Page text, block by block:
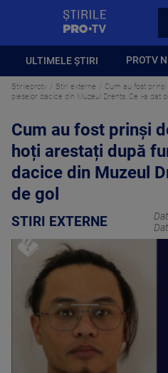
ULTIMELE ȘTIRI PROTV
Stirileprotv Stiri externe
Cum au fost
pieselor dacice din Muzeul Drents. Ce i-a dat
Cum au fost prinși
hoți arestați după
dacice din Muzeul
de gol
STIRI EXTERNE